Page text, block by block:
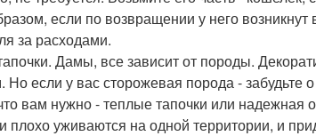
если по возвращении у него
за расходами.
Дамы, все зависит от породы.
если у вас сторожевая порода - забудьте о
вам нужно - теплые тапочки или надежная
плохо уживаются на одной территории, и